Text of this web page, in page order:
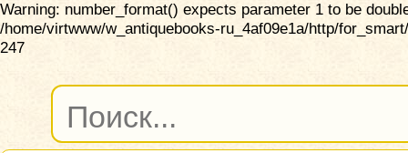
Warning: number_format() expects parameter 1 to be
/home/virtwww/w_antiquebooks-ru_4af09e1a/http/
247